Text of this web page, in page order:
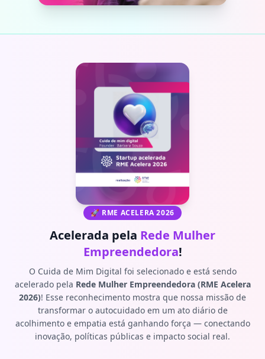
🚀 RME ACELERA 2026
Acelerada pela Rede Mulher
Empreendedora!
O Cuida de Mim Digital foi selecionado e está sendo
acelerado pela Rede Mulher Empreendedora (RME Acelera
2026)! Esse reconhecimento mostra que nossa missão de
transformar o autocuidado em um ato diário de
acolhimento e empatia está ganhando força — conectando
inovação, políticas públicas e impacto social real.